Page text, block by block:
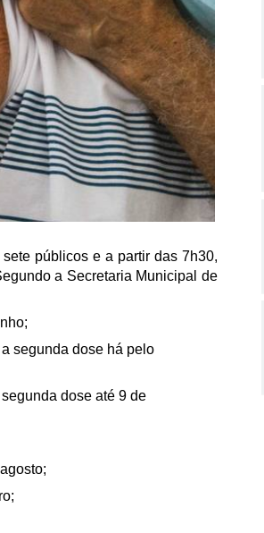
públicos e a partir das 7h30,
a Secretaria Municipal de
segunda dose há pelo
dose até 9 de